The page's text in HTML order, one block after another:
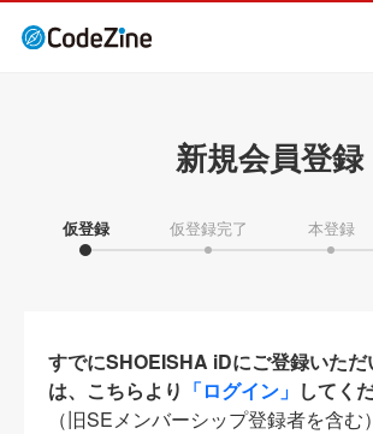
新規会員登録
仮登録 仮登録完了 本登録
すでにSHOEISHA iDにご登録いただ
は、こちらより 「ログイン」 してく
（旧SEメンバーシップ登録者を含む）